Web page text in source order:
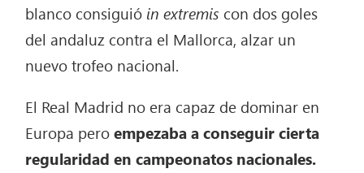
blanco consiguió in extremis con dos goles
del andaluz contra el Mallorca, alzar un
nuevo trofeo nacional.
El Real Madrid no era capaz de dominar en
Europa peroempezaba a conseguir cierta
regularidad en campeonatos nacionales.